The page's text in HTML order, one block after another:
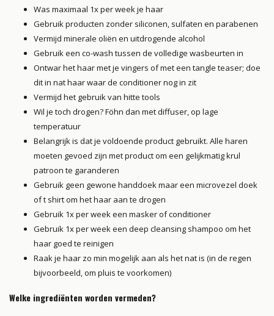
Was maximaal 1x per week je haar
Gebruik producten zonder siliconen, sulfaten en parabenen
Vermijd minerale oliën en uitdrogende alcohol
Gebruik een co-wash tussen de volledige wasbeurten in
Ontwar het haar met je vingers of met een tangle teaser; doe
dit in nat haar waar de conditioner nog in zit
Vermijd het gebruik van hitte tools
Wil je toch drogen? Föhn dan met diffuser, op lage
temperatuur
Belangrijk is dat je voldoende product gebruikt. Alle haren
moeten gevoed zijn met product om een gelijkmatig krul
patroon te garanderen
Gebruik geen gewone handdoek maar een microvezel doek
of t shirt om het haar aan te drogen
Gebruik 1x per week een masker of conditioner
Gebruik 1x per week een deep cleansing shampoo om het
haar goed te reinigen
Raak je haar zo min mogelijk aan als het nat is (in de regen
bijvoorbeeld, om pluis te voorkomen)
Welke ingrediënten worden vermeden?